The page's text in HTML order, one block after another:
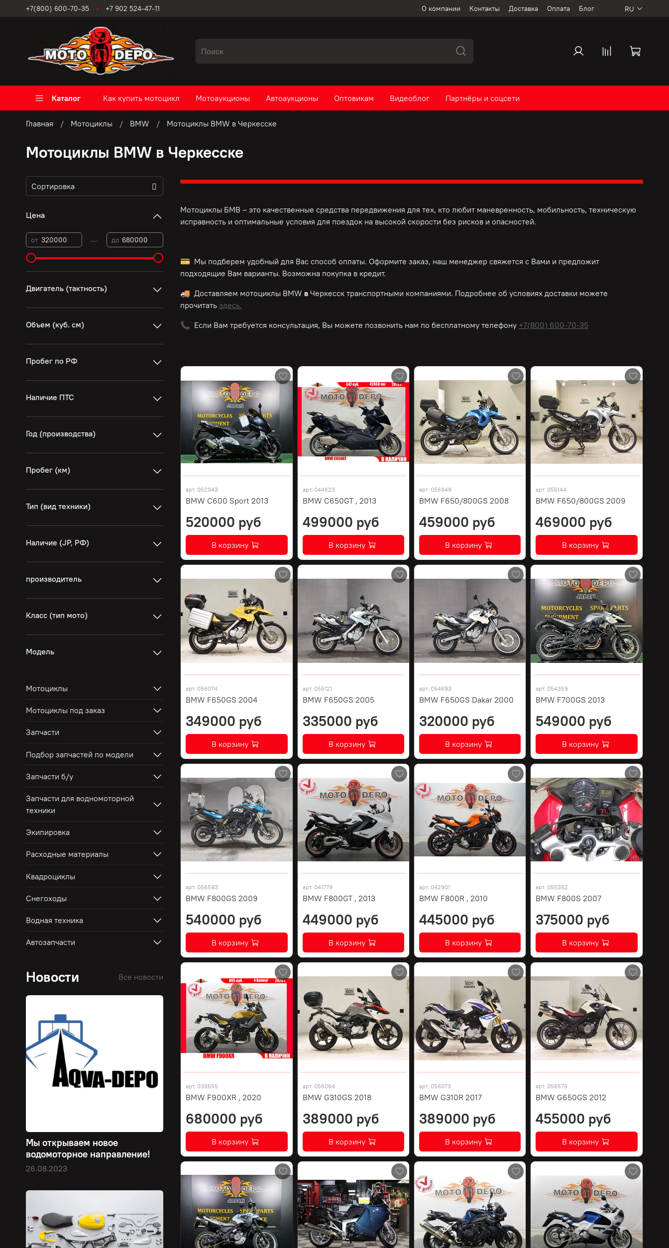
О компании Контакты Доставка Оплата Блог
+7(800) 600-70-35 +7 902 524-47-11 RU
Каталог Как купить мотоцикл Мотоаукционы Автоаукционы Оптовикам Видеоблог Партнёры и соцсети
Главная Мотоциклы BMW Мотоциклы BMW в Черкесске
Мотоциклы BMW в Черкесске
Мотоциклы БМВ – это качественные средства передвижения для тех, кто любит маневренность, мобильность, техническую
исправность и оптимальные условия для поездок на высокой скорости без рисков и опасностей.
💳 Мы подберем удобный для Вас способ оплаты. Оформите заказ, наш менеджер свяжется с Вами и предложит
подходящие Вам варианты. Возможна покупка в кредит.
🚚 Доставляем мотоциклы BMW в Черкесск транспортными компаниями. Подробнее об условиях доставки можете
прочитать здесь.
📞 Если Вам требуется консультация, Вы можете позвонить нам по бесплатномутелефону +7(800) 600-70-35
арт. 052943
BMW C600 Sport 2013
520000 руб
В корзину
арт. 044623
BMW C650GT , 2013
499000 руб
В корзину
арт. 055949
BMW F650/800GS 2008
459000 руб
В корзину
арт. 055144
BMW F650/800GS 2009
469000 руб
В корзину
арт. 056074
BMW F650GS 2004
349000 руб
В корзину
арт. 055121
BMW F650GS 2005
335000 руб
В корзину
арт. 054693
BMW F650GS Dakar 2000
320000 руб
В корзину
арт. 054359
BMW F700GS 2013
549000 руб
В корзину
арт. 056593
BMW F800GS 2009
540000 руб
В корзину
арт. 041779
BMW F800GT , 2013
449000 руб
В корзину
арт. 042901
BMW F800R , 2010
445000 руб
В корзину
арт. 055352
BMW F800S 2007
375000 руб
В корзину
арт. 038655
BMW F900XR , 2020
680000 руб
В корзину
арт. 056064
BMW G310GS 2018
389000 руб
В корзину
арт. 056073
BMW G310R 2017
389000 руб
В корзину
арт. 056575
BMW G650GS 2012
455000 руб
В корзину
Цена
от — до
Двигатель (тактность)
Объем (куб. см)
Пробег по РФ
Наличие ПТС
Год (производства)
Пробег (км)
Тип (вид техники)
Наличие (JP, РФ)
производитель
Класс (тип мото)
Модель
Мотоциклы
Мотоциклы под заказ
Запчасти
Подбор запчастей по модели
Запчасти б/у
Запчасти для водномоторной
техники
Экипировка
Расходные материалы
Квадроциклы
Снегоходы
Водная техника
Автозапчасти
Новости Все новости
Мы открываем новое
водомоторное направление!
26.08.2023